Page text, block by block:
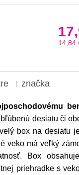
14,84
značka
desiatu či
box na desiatu
veko má veľký
Box
priehradke s